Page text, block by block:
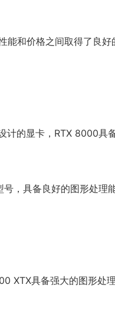
和价格之间取得了良好
的显卡，RTX 8000具
，具备良好的图形处理
XTX具备强大的图形处